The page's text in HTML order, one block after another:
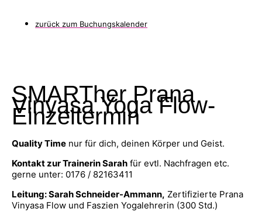
zurück zum Buchungskalender
SMARTher Prana
Vinyasa Yoga Flow-
Einzeltermin
Quality Time nur für dich, deinen Körper und Geist.
Kontakt zur Trainerin Sarah für evtl. Nachfragen etc.
gerne unter: 0176 / 82163411
Leitung: Sarah Schneider-Ammann, Zertifizierte Prana
Vinyasa Flow und Faszien Yogalehrerin (300 Std.)